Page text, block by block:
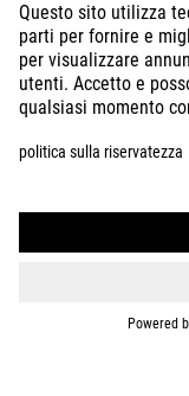
KIDS
GEAR
EQUIPMENT